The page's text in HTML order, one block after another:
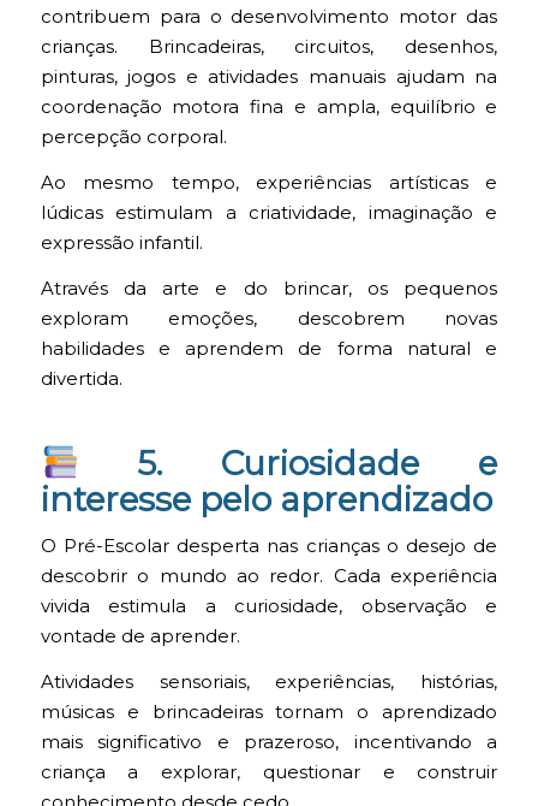
contribuem para o desenvolvimento motor das
crianças. Brincadeiras, circuitos, desenhos,
pinturas, jogos e atividades manuais ajudam na
coordenação motora fina e ampla, equilíbrio e
percepção corporal.
Ao mesmo tempo, experiências artísticas e
lúdicas estimulam a criatividade, imaginação e
expressão infantil.
Através da arte e do brincar, os pequenos
exploram emoções, descobrem novas
habilidades e aprendem de forma natural e
divertida.
5. Curiosidade e
interesse pelo aprendizado
O Pré-Escolar desperta nas crianças o desejo de
descobrir o mundo ao redor. Cada experiência
vivida estimula a curiosidade, observação e
vontade de aprender.
Atividades sensoriais, experiências, histórias,
músicas e brincadeiras tornam o aprendizado
mais significativo e prazeroso, incentivando a
criança a explorar, questionar e construir